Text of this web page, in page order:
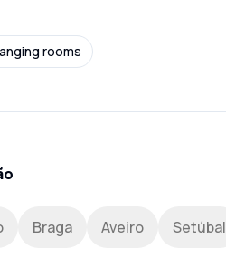
rooms
Braga Aveiro Setúbal